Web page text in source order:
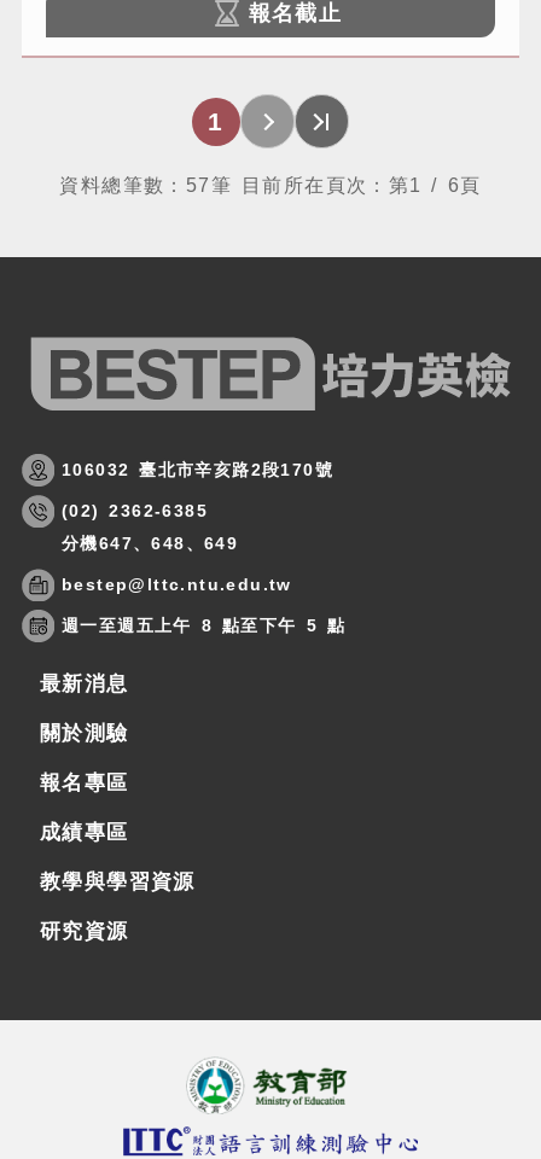
報名截止
1
資料總筆數： 57筆 目前所在頁次：第1 / 6頁
106032 臺北市辛亥路2段170號
(02) 2362-6385
分機647、648、649
bestep@lttc.ntu.edu.tw
週一至週五上午 8 點至下午 5 點
最新消息
關於測驗
報名專區
成績專區
教學與學習資源
研究資源